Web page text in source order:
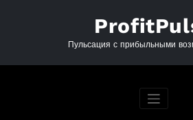
Пульсация с прибыльными